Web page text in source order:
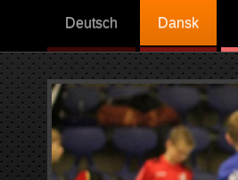
Deutsch Dansk